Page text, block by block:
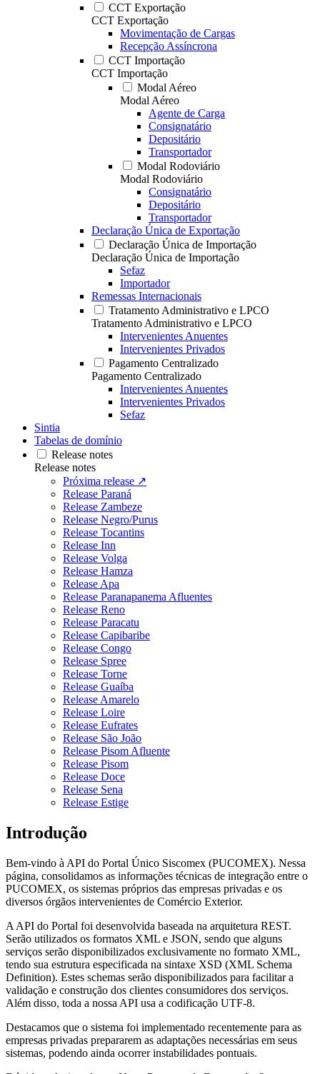
CCT Exportação
CCT Exportação
Movimentação de Cargas
Recepção Assíncrona
CCT Importação
CCT Importação
Modal Aéreo
Modal Aéreo
Agente de Carga
Consignatário
Depositário
Transportador
Modal Rodoviário
Modal Rodoviário
Consignatário
Depositário
Transportador
Declaração Única de Exportação
Declaração Única de Importação
Declaração Única de Importação
Sefaz
Importador
Remessas Internacionais
Tratamento Administrativo e LPCO
Tratamento Administrativo e LPCO
Intervenientes Anuentes
Intervenientes Privados
Pagamento Centralizado
Pagamento Centralizado
Intervenientes Anuentes
Intervenientes Privados
Sefaz
Sintia
Tabelas de domínio
Release notes
Release notes
Próxima release ↗
Release Paraná
Release Zambeze
Release Negro/Purus
Release Tocantins
Release Inn
Release Volga
Release Hamza
Release Apa
Release Paranapanema Afluentes
Release Reno
Release Paracatu
Release Capibaribe
Release Congo
Release Spree
Release Torne
Release Guaíba
Release Amarelo
Release Loire
Release Eufrates
Release São João
Release Pisom Afluente
Release Pisom
Release Doce
Release Sena
Release Estige
Introdução
Bem-vindo à API do Portal Único Siscomex (PUCOMEX). Nessa
página, consolidamos as informações técnicas de integração entre o
PUCOMEX, os sistemas próprios das empresas privadas e os
diversos órgãos intervenientes de Comércio Exterior.
A API do Portal foi desenvolvida baseada na arquitetura REST.
Serão utilizados os formatos XML e JSON, sendo que alguns
serviços serão disponibilizados exclusivamente no formato XML,
tendo sua estrutura especificada na sintaxe XSD (XML Schema
Definition). Estes schemas serão disponibilizados para facilitar a
validação e construção dos clientes consumidores dos serviços.
Além disso, toda a nossa API usa a codificação UTF-8.
Destacamos que o sistema foi implementado recentemente para as
empresas privadas prepararem as adaptações necessárias em seus
sistemas, podendo ainda ocorrer instabilidades pontuais.